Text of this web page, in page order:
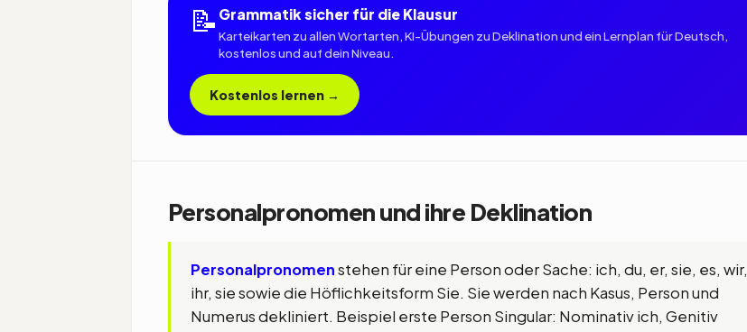
📝 Grammatik sicher für die Klausur
Karteikarten zu allen Wortarten, KI-Übungen zu Deklination und ein Lernplan für Deutsch,
kostenlos und auf dein Niveau.
Kostenlos lernen →
Personalpronomen und ihre Deklination
Personalpronomenstehen für eine Person oder Sache: ich, du, er, sie, es, wir,
ihr, sie sowie die Höflichkeitsform Sie. Sie werden nach Kasus, Person und
Numerus dekliniert. Beispiel erste Person Singular: Nominativ ich, Genitiv